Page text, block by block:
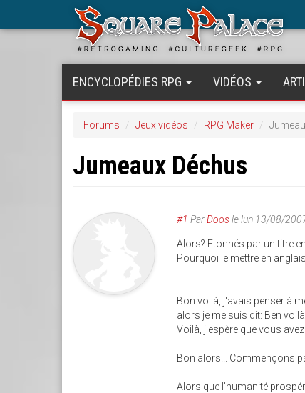
ENCYCLOPÉDIES RPG VIDÉOS
Forums Jeux vidéos RPG Maker
Jumeaux Déchus
#1 ParDooslelun 13/08/
Alors? Etonnés par un titre
Pourquoi le mettre en
Bon voilà, j'avais penser à
alors je me suis dit: Ben
Voilà, j'espère que vous
Bon alors... Commençons
Alors que l'humanité